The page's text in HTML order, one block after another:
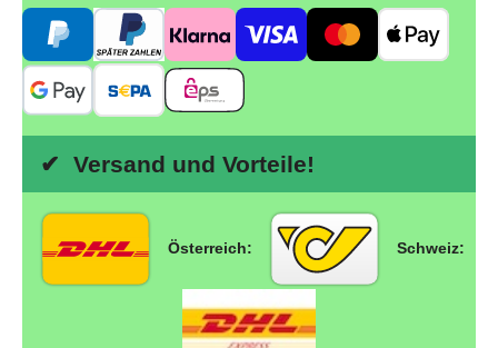
✔ Versand und Vorteile!
Österreich: Schweiz: